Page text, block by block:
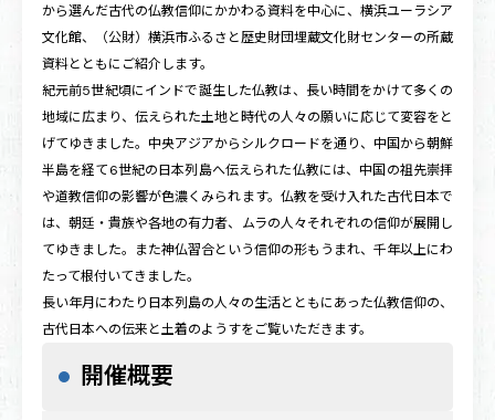
から選んだ古代の仏教信仰にかかわる資料を中心に、横浜ユーラシア
文化館、（公財）横浜市ふるさと歴史財団埋蔵文化財センターの所蔵
資料とともにご紹介します。
紀元前5世紀頃にインドで誕生した仏教は、長い時間をかけて多くの
地域に広まり、伝えられた土地と時代の人々の願いに応じて変容をと
げてゆきました。中央アジアからシルクロードを通り、中国から朝鮮
半島を経て6世紀の日本列島へ伝えられた仏教には、中国の祖先崇拝
や道教信仰の影響が色濃くみられます。仏教を受け入れた古代日本で
は、朝廷・貴族や各地の有力者、ムラの人々それぞれの信仰が展開し
てゆきました。また神仏習合という信仰の形もうまれ、千年以上にわ
たって根付いてきました。
長い年月にわたり日本列島の人々の生活とともにあった仏教信仰の、
古代日本への伝来と土着のようすをご覧いただきます。
開催概要